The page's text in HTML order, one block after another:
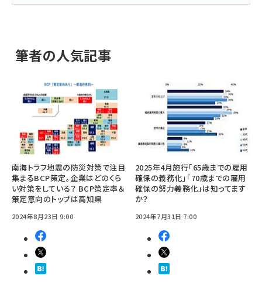
筆者の人気記事
南海トラフ地震の防災対策で注目
集まるBCP策定。企業はどのくら
い対策をしている？ BCP策定率＆
策定意向のトップは高知県
2024年8月23日 9:00
2025年4月施行「65歳までの雇用
確保の義務化」「70歳までの雇用
確保の努力義務化」は知ってます
か？
2024年7月31日 7:00